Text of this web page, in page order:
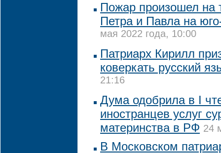
Пожар произошел на
Петра и Павла на
мая 2022 года, 10:00
Патриарх Кирилл
коверкать русский
21:16
Дума одобрила в I
иностранцев услуг
материнства в РФ 24
В Московском